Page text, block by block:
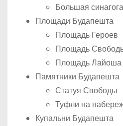
Большая синагога
Площади Будапешта
Площадь Героев
Площадь
Площадь Лайоша
Памятники Будапешта
Статуя Свободы
Туфли на
Купальни Будапешта